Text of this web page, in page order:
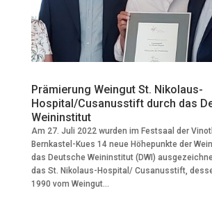
Prämierung Weingut St. Nikolaus-
Hospital/Cusanusstift durch das
Weininstitut
Am 27. Juli 2022 wurden im Festsaal der
Bernkastel-Kues 14 neue Höhepunkte der
das Deutsche Weininstitut (DWI)
das St. Nikolaus-Hospital/ Cusanusstift,
1990 vom Weingut...